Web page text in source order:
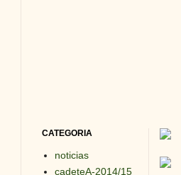
CATEGORIA
noticias
cadeteA-2014/15